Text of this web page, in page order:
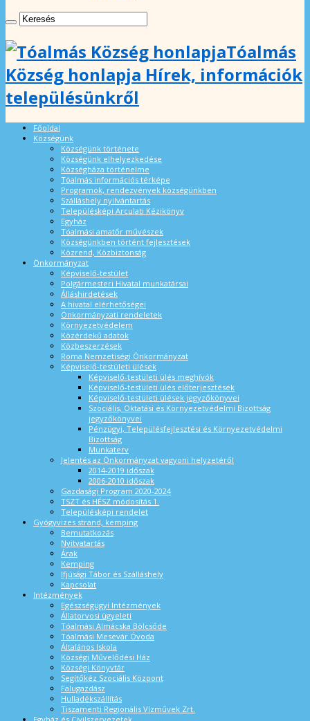
Tóalmás
Község honlapja Hírek, információk
településünkről
Főoldal
Községünk
Községünk története
Községünk elhelyezkedése
Községháza történelme
Tóalmás információs térképe
Programok, rendezvények községünkben
Szálláshely nyilvántartás
Településképi Arculati Kézikönyv
Egyház
Tóalmási amatőr művészek
Községünkben történt fejlesztések
Közrend, Közbiztonság
Önkormányzat
Képviselő-testület
Polgármesteri Hivatal munkatársai
Álláshirdetések
A hivatal elérhetőségei
Önkormányzati rendeletek
Környezetvédelem
Közérdekű adatok
Közbeszerzések
Roma Nemzetiségi Önkormányzat
Képviselő-testületi ülések
Képviselő-testületi ülés meghívók
Képviselő-testületi ülés előterjesztések
Képviselő-testületi ülések jegyzőkönyvei
Szociális, Oktatási és Környezetvédelmi Bizottság
jegyzőkönyvei
Pénzügyi, Településfejlesztési és Környezetvédelmi
Bizottság
Munkaterv
Jelentés az Önkormányzat vagyoni helyzetéről
2014-2019 időszak
2006-2010 időszak
Gazdasági Program 2020-2024
TSZT és HÉSZ módosítás 1.
Településképi rendelet
Gyógyvizes strand, kemping
Bemutatkozás
Nyitvatartás
Árak
Kemping
Ifjúsági Tábor és Szálláshely
Kapcsolat
Intézmények
Egészségügyi Intézmények
Állatorvosi ügyeleti
Tóalmási Almácska Bölcsőde
Tóalmási Mesevár Óvoda
Általános Iskola
Községi Művelődési Ház
Községi Könyvtár
Segítőkéz Szociális Központ
Falugazdász
Hulladékszállítás
Tiszamenti Regionális Vízművek Zrt.